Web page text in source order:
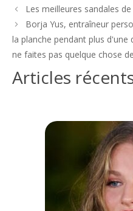
Navigation
des
Les meilleures sandales
Borja Yus, entraîneur
la planche pendant plus
ne faites pas quelque chose
Articles